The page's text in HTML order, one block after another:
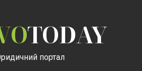
TODAY
портал